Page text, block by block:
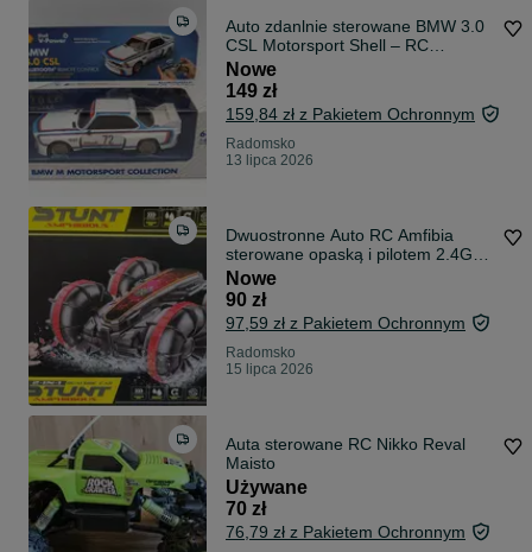
Auto zdanlnie sterowane BMW 3.0
CSL Motorsport Shell – RC
Bluetooth
Nowe
149 zł
159,84 zł z Pakietem Ochronnym
Radomsko
13 lipca 2026
Dwuostronne Auto RC Amfibia
sterowane opaską i pilotem 2.4GHz
na prezent
Nowe
90 zł
97,59 zł z Pakietem Ochronnym
Radomsko
15 lipca 2026
Auta sterowane RC Nikko Reval
Maisto
Używane
70 zł
76,79 zł z Pakietem Ochronnym